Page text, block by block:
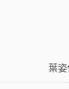
葉姿